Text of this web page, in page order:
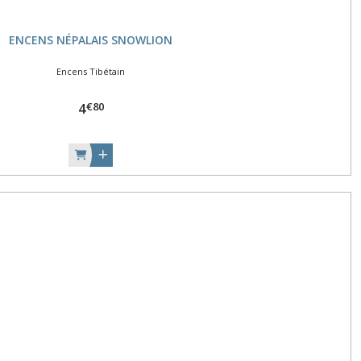
ENCENS NÉPALAIS SNOWLION
Encens Tibétain
4€80